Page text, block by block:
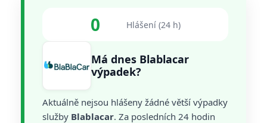
0 Hlášení (24 h)
Má dnes Blablacar
výpadek?
Aktuálně nejsou hlášeny žádné větší výpadky
služby Blablacar. Za posledních 24 hodin